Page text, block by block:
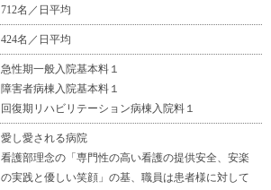
712名／日平均
424名／日平均
急性期一般入院基本料１
障害者病棟入院基本料１
回復期リハビリテーション病棟入院料１
愛し愛される病院
看護部理念の「専門性の高い看護の提供安全、安楽
の実践と優しい笑顔」の基、職員は患者様に対して